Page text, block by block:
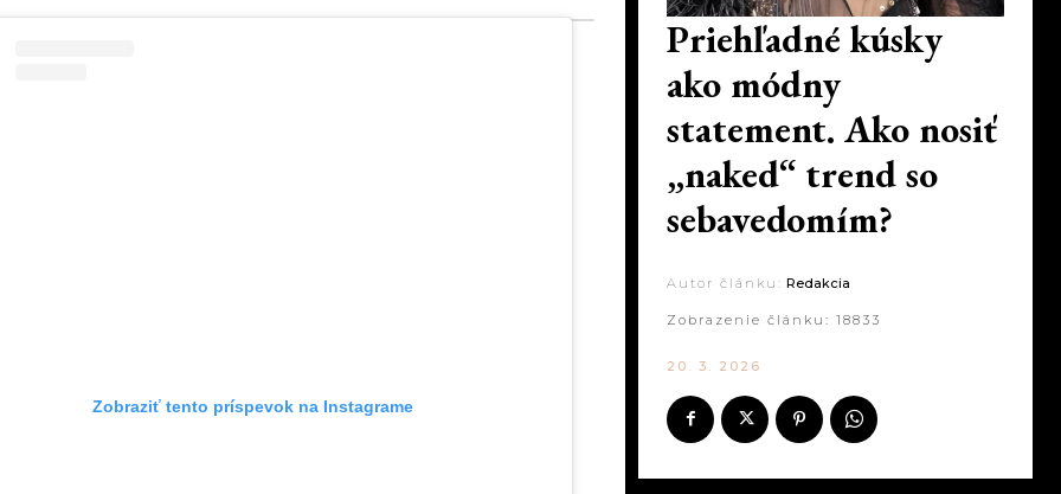
Zobraziť tento príspevok na Instagrame
Priehľadné kúsky
ako módny
statement. Ako nosiť
„naked“ trend so
sebavedomím?
Autor článku: Redakcia
Zobrazenie článku: 18833
20. 3. 2026